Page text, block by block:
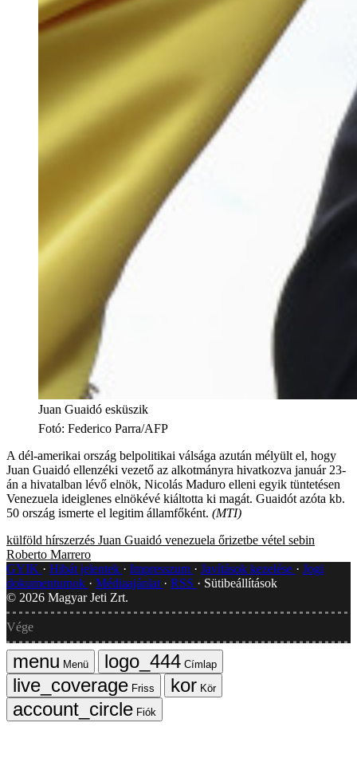
Juan Guaidó esküszik
Fotó: Federico Parra/AFP
A dél-amerikai ország belpolitikai válsága azután mélyült el, hogy
Juan Guaidó ellenzéki vezető az alkotmányra hivatkozva január 23-
án a hivatalban lévő elnök, Nicolás Maduro elleni egyik tüntetésen
Venezuela ideiglenes elnökévé kiáltotta ki magát. Guaidót azóta kb.
50 ország ismerte el legitim államfőként. (MTI)
külföld hírszerzés Juan Guaidó venezuela őrizetbe vétel sebin
Roberto Marrero
GYIK
Hibát jelentek Impresszum Javítások kezelése
Jogi
dokumentumok
Médiaajánlat RSS
Sütibeállítások
© 2026 Magyar Jeti Zrt.
Vége
Menü
Címlap
Friss
Kör
Fiók